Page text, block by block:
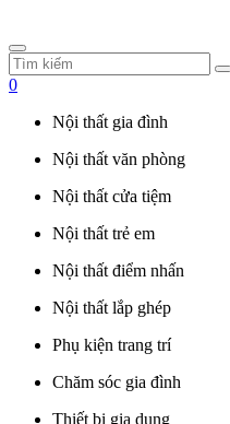
0
Nội thất gia đình
Nội thất văn phòng
Nội thất cửa tiệm
Nội thất trẻ em
Nội thất điểm nhấn
Nội thất lắp ghép
Phụ kiện trang trí
Chăm sóc gia đình
Thiết bị gia dụng